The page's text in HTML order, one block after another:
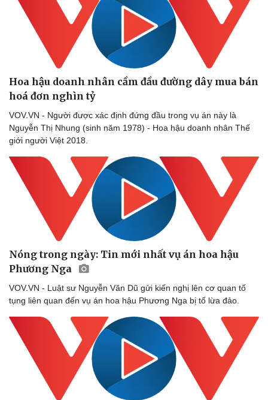
Hoa hậu doanh nhân cầm đầu đường dây mua bán
hoá đơn nghìn tỷ
VOV.VN - Người được xác định đứng đầu trong vụ án này là
Nguyễn Thị Nhung (sinh năm 1978) - Hoa hậu doanh nhân Thế
giới người Việt 2018.
Nóng trong ngày: Tin mới nhất vụ án hoa hậu
Phương Nga
VOV.VN - Luật sư Nguyễn Văn Dũ gửi kiến nghị lên cơ quan tố
tụng liên quan đến vụ án hoa hậu Phương Nga bị tố lừa đảo.